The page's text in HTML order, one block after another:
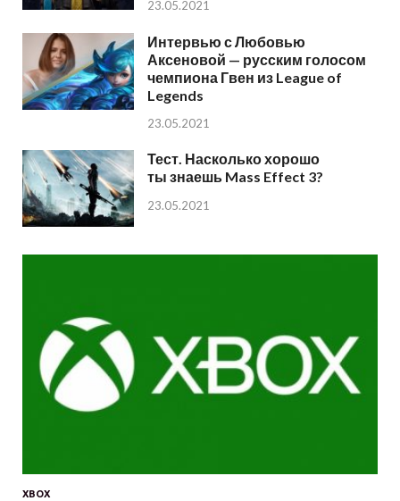
23.05.2021
Интервью с Любовью
Аксеновой — русским голосом
чемпиона Гвен из League of
Legends
23.05.2021
Тест. Насколько хорошо
ты знаешь Mass Effect 3?
23.05.2021
XBOX